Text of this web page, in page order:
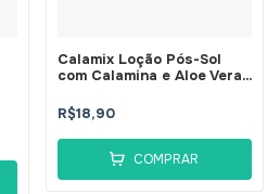
Calamix Loção Pós-Sol
com Calamina e Aloe Vera
R$18,90
COMPRAR